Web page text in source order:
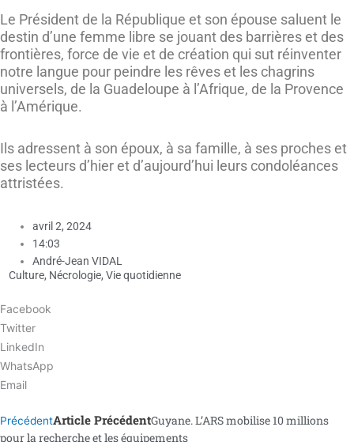
Le Président de la République et son épouse saluent le
destin d’une femme libre se jouant des barrières et des
frontières, force de vie et de création qui sut réinventer
notre langue pour peindre les rêves et les chagrins
universels, de la Guadeloupe à l’Afrique, de la Provence
à l’Amérique.
Ils adressent à son époux, à sa famille, à ses proches et
ses lecteurs d’hier et d’aujourd’hui leurs condoléances
attristées.
avril 2, 2024
14:03
André-Jean VIDAL
Culture, Nécrologie, Vie quotidienne
Facebook
Twitter
LinkedIn
WhatsApp
Email
PrécédentArticle PrécédentGuyane. L’ARS mobilise 10 millions
pour la recherche et les équipements